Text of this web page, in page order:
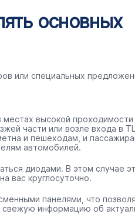
основных
или специальных
местах высокой проходимости
части или возле входа в
и пешеходам, и
автомобилей.
диодами. В этом случае
вас круглосуточно.
панелями, что
свежую информацию об